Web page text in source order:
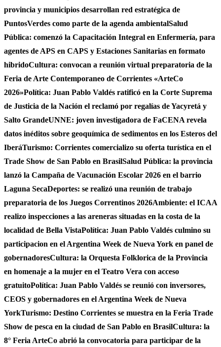
provincia y municipios desarrollan red estratégica de
PuntosVerdes como parte de la agenda ambientalSalud
Pública: comenzó la Capacitación Integral en Enfermería, para
agentes de APS en CAPS y Estaciones Sanitarias en formato
hibridoCultura: convocan a reunión virtual preparatoria de la
Feria de Arte Contemporaneo de Corrientes «ArteCo
2026»Política: Juan Pablo Valdés ratificó en la Corte Suprema
de Justicia de la Nación el reclamó por regalías de Yacyretá y
Salto GrandeUNNE: joven investigadora de FaCENA revela
datos inéditos sobre geoquímica de sedimentos en los Esteros del
IberáTurismo: Corrientes comercializo su oferta turística en el
Trade Show de San Pablo en BrasilSalud Pública: la provincia
lanzó la Campaña de Vacunación Escolar 2026 en el barrio
Laguna SecaDeportes: se realizó una reunión de trabajo
preparatoria de los Juegos Correntinos 2026Ambiente: el ICAA
realizo inspecciones a las areneras situadas en la costa de la
localidad de Bella VistaPolítica: Juan Pablo Valdés culmino su
participacion en el Argentina Week de Nueva York en panel de
gobernadoresCultura: la Orquesta Folklorica de la Provincia
en homenaje a la mujer en el Teatro Vera con acceso
gratuitoPolítica: Juan Pablo Valdés se reunió con inversores,
CEOS y gobernadores en el Argentina Week de Nueva
YorkTurismo: Destino Corrientes se muestra en la Feria Trade
Show de pesca en la ciudad de San Pablo en BrasilCultura: la
8° Feria ArteCo abrió la convocatoria para participar de la